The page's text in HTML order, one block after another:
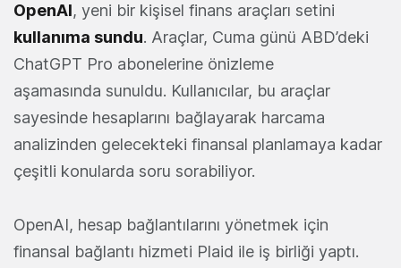
OpenAI, yeni bir kişisel finans araçları setini
kullanıma sundu. Araçlar, Cuma günü ABD’deki
ChatGPT Pro abonelerine önizleme
aşamasında sunuldu. Kullanıcılar, bu araçlar
sayesinde hesaplarını bağlayarak harcama
analizinden gelecekteki finansal planlamaya kadar
çeşitli konularda soru sorabiliyor.
OpenAI, hesap bağlantılarını yönetmek için
finansal bağlantı hizmeti Plaid ile iş birliği yaptı.